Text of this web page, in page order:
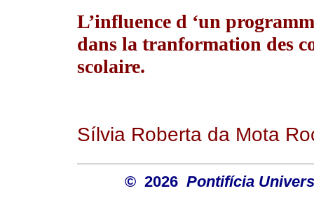
L’influence d ‘un
dans la tranformation des
scolaire.
Sílvia Roberta da Mota
© 2026 Pontifícia